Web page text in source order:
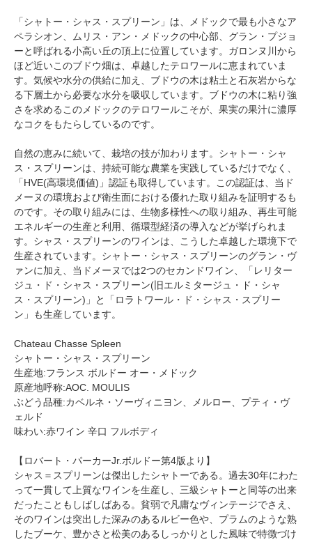
「シャトー・シャス・スプリーン」は、メドックで最も小さなア
ペラシオン、ムリス・アン・メドックの中心部、グラン・プジョ
ーと呼ばれる小高い丘の頂上に位置しています。ガロンヌ川から
ほど近いこのブドウ畑は、卓越したテロワールに恵まれていま
す。気候や水分の供給に加え、ブドウの木は粘土と石灰岩からな
る下層土から必要な水分を吸収しています。ブドウの木に粘り強
さを求めるこのメドックのテロワールこそが、果実の果汁に濃厚
なコクをもたらしているのです。
自然の恵みに続いて、栽培の技が加わります。シャトー・シャ
ス・スプリーンは、持続可能な農業を実践しているだけでなく、
「HVE(高環境価値)」認証も取得しています。この認証は、当ド
メーヌの環境および衛生面における優れた取り組みを証明するも
のです。その取り組みには、生物多様性への取り組み、再生可能
エネルギーの生産と利用、循環型経済の導入などが挙げられま
す。シャス・スプリーンのワインは、こうした卓越した環境下で
生産されています。シャトー・シャス・スプリーンのグラン・ヴ
ァンに加え、当ドメーヌでは2つのセカンドワイン、「レリター
ジュ・ド・シャス・スプリーン(旧エルミタージュ・ド・シャ
ス・スプリーン)」と「ロラトワール・ド・シャス・スプリー
ン」も生産しています。
Chateau Chasse Spleen
シャトー・シャス・スプリーン
生産地:フランス ボルドー オー・メドック
原産地呼称:AOC. MOULIS
ぶどう品種:カベルネ・ソーヴィニヨン、メルロー、プティ・ヴ
ェルド
味わい:赤ワイン 辛口 フルボディ
【ロバート・パーカーJr.ボルドー第4版より】
シャス＝スプリーンは傑出したシャトーである。過去30年にわた
って一貫して上質なワインを生産し、三級シャトーと同等の出来
だったこともしばしばある。貧弱で凡庸なヴィンテージでさえ、
そのワインは突出した深みのあるルビー色や、プラムのような熟
したブーケ、豊かさと松美のあるしっかりとした風味で特徴づけ